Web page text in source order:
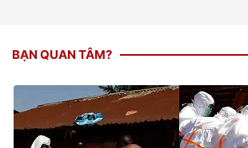
BẠN QUAN TÂM?